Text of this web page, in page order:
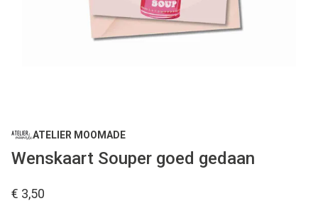
ATELIER MOOMADE
Wenskaart Souper goed gedaan
€ 3,50